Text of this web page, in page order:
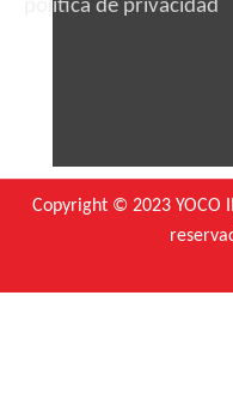
política de privacidad
Copyright © 2023 YOCO